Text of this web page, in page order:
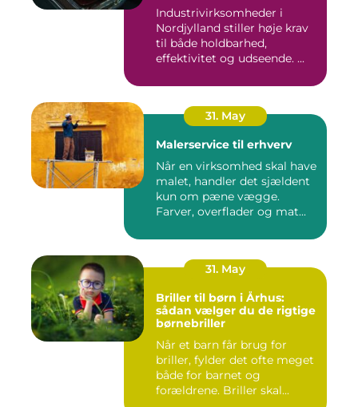
Industrivirksomheder i
Nordjylland stiller høje krav
til både holdbarhed,
effektivitet og udseende. ...
31. May
Malerservice til erhverv
Når en virksomhed skal have
malet, handler det sjældent
kun om pæne vægge.
Farver, overflader og mat...
31. May
Briller til børn i Århus:
sådan vælger du de rigtige
børnebriller
Når et barn får brug for
briller, fylder det ofte meget
både for barnet og
forældrene. Briller skal...